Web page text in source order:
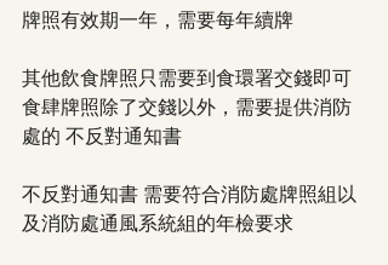
牌照有效期一年，需要每年續牌
其他飲食牌照只需要到食環署交錢即可
食肆牌照除了交錢以外，需要提供消防
處的 不反對通知書
不反對通知書 需要符合消防處牌照組以
及消防處通風系統組的年檢要求